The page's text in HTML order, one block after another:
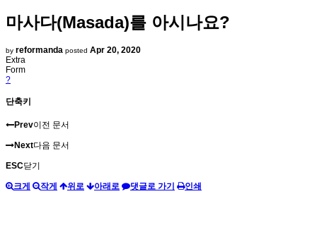
마사다(Masada)를 아시나요?
by reformanda posted Apr 20, 2020
Extra
Form
?
단축키
Prev이전 문서
Next다음 문서
ESC닫기
크게 작게 위로 아래로 댓글로 가기 인쇄